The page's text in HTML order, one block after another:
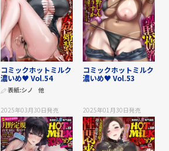
コミックホットミルク
濃いめ♥ Vol.54
表紙:シノ 他
コミックホットミルク
濃いめ♥ Vol.53
2025年03月30日発売 2025年01月30日発売